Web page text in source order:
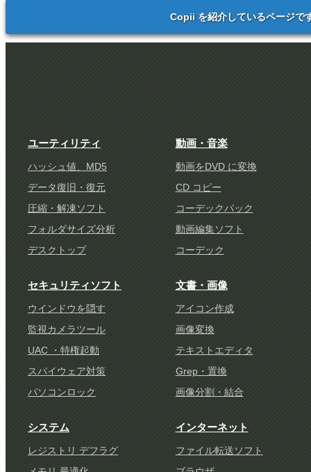
Copii を紹介しているページで
ユーティリティ
ハッシュ値、MD5
データ復旧・復元
圧縮・解凍ソフト
フォルダサイズ分析
デスクトップ
動画・音楽
動画をDVD に変換
CD コピー
コーデックパック
動画編集ソフト
コーデック
セキュリティソフト
ウインドウを隠す
監視カメラツール
UAC ・特権起動
スパイウェア対策
パソコンロック
文書・画像
アイコン作成
画像変換
テキストエディタ
Grep・置換
画像分割・結合
システム
レジストリ デフラグ
インターネット
ファイル転送ソフト